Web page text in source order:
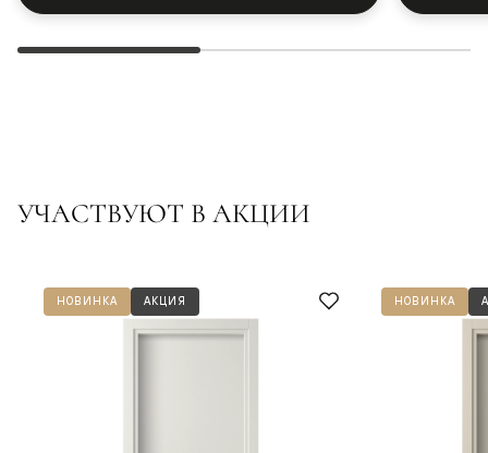
УЧАСТВУЮТ В АКЦИИ
НОВИНКА АКЦИЯ НОВИНКА